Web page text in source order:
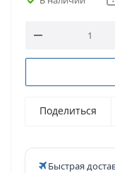
Поделиться
Быстрая